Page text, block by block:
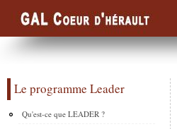
Le programme Leader
Qu'est-ce que LEADER ?